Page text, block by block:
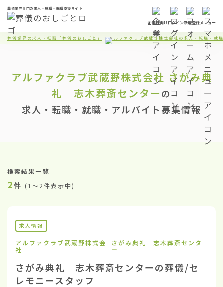
葬儀業界専門の求人・就職・転職支援サイト
企業様向けログイン新規登録メニュー
葬儀業界の求人・転職「葬儀のおしごと」 アルファクラブ武蔵野株式会社の求人・転職・就
アルファクラブ武蔵野株式会社 さがみ典
礼 志木葬斎センターの
求人・転職・就職・アルバイト募集情報
検索結果一覧
2件 (1〜2件表示中)
求人情報
アルファクラブ武蔵野株式会
社
さがみ典礼 志木葬斎センタ
ー
さがみ典礼 志木葬斎センターの葬儀/セ
レモニースタッフ